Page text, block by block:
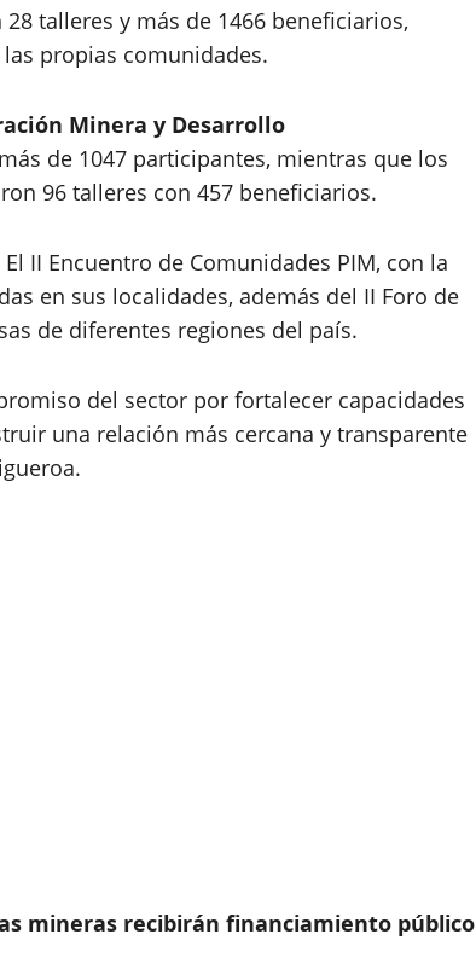
28 talleres y más de 1466 beneficiarios,
propias comunidades.
Minera y Desarrollo
de 1047 participantes, mientras que los
96 talleres con 457 beneficiarios.
II Encuentro de Comunidades PIM, con la
en sus localidades, además del II Foro de
de diferentes regiones del país.
del sector por fortalecer capacidades
una relación más cercana y transparente
mineras recibirán financiamiento público